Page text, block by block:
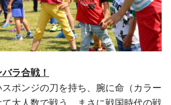
ラ合戦！
ポンジの刀を持ち、腕に命（カラー